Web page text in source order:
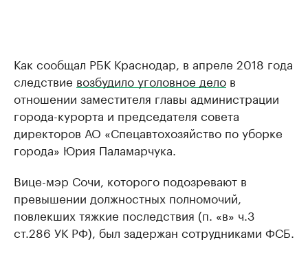
Как сообщал РБК Краснодар, в апреле 2018 года
следствие возбудило уголовное дело в
отношении заместителя главы администрации
города-курорта и председателя совета
директоров АО «Спецавтохозяйство по уборке
города» Юрия Паламарчука.
Вице-мэр Сочи, которого подозревают в
превышении должностных полномочий,
повлекших тяжкие последствия (п. «в» ч.3
ст.286 УК РФ), был задержан сотрудниками ФСБ.